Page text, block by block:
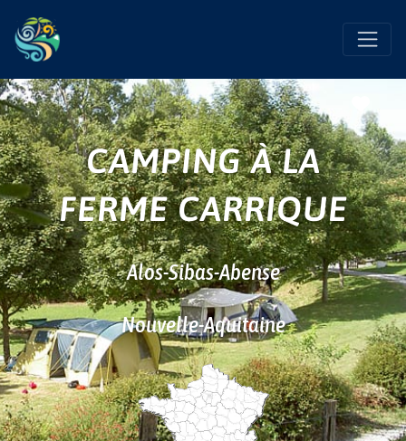
CAMPING À LA
FERME CARRIQUE
Alos-Sibas-Abense
Nouvelle-Aquitaine